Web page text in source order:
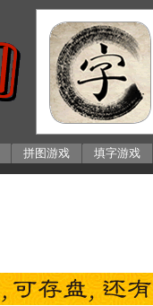
拼图游戏 填字游戏